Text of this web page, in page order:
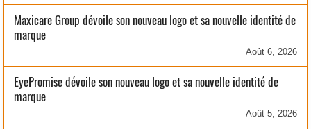
Maxicare Group dévoile son nouveau logo et sa nouvelle identité de
marque
Août 6, 2026
EyePromise dévoile son nouveau logo et sa nouvelle identité de
marque
Août 5, 2026